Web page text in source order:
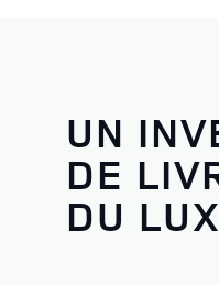
UN
DE
DU